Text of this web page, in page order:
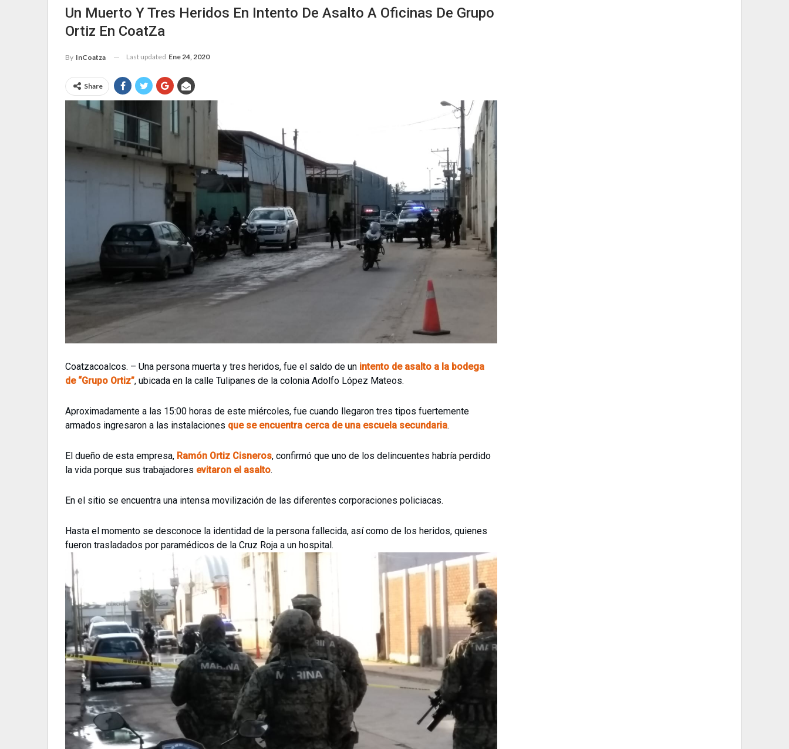
Un Muerto Y Tres Heridos En Intento De Asalto A Oficinas De Grupo
Ortiz En CoatZa
By InCoatza Last updated Ene 24, 2020
Share
Coatzacoalcos. – Una persona muerta y tres heridos, fue el saldo de un intento de asalto a la bodega
de “Grupo Ortiz”, ubicada en la calle Tulipanes de la colonia Adolfo López Mateos.
Aproximadamente a las 15:00 horas de este miércoles, fue cuando llegaron tres tipos fuertemente
armados ingresaron a las instalaciones que se encuentra cerca de una escuela secundaria.
El dueño de esta empresa, Ramón Ortiz Cisneros, confirmó que uno de los delincuentes habría perdido
la vida porque sus trabajadores evitaron el asalto.
En el sitio se encuentra una intensa movilización de las diferentes corporaciones policiacas.
Hasta el momento se desconoce la identidad de la persona fallecida, así como de los heridos, quienes
fueron trasladados por paramédicos de la Cruz Roja a un hospital.